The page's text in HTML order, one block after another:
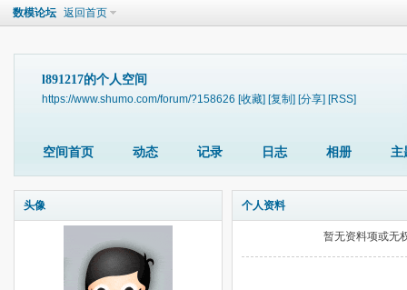
数模论坛 返回首页
l891217的个人空间
https://www.shumo.com/forum/?158626 [收藏] [复制] [分享] [RSS]
空间首页 动态 记录 日志 相册 主
头像 个人资料
暂无资料项或无